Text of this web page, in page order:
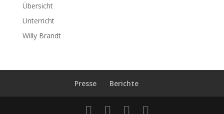
Übersicht
Unterricht
Willy Brandt
Presse Berichte